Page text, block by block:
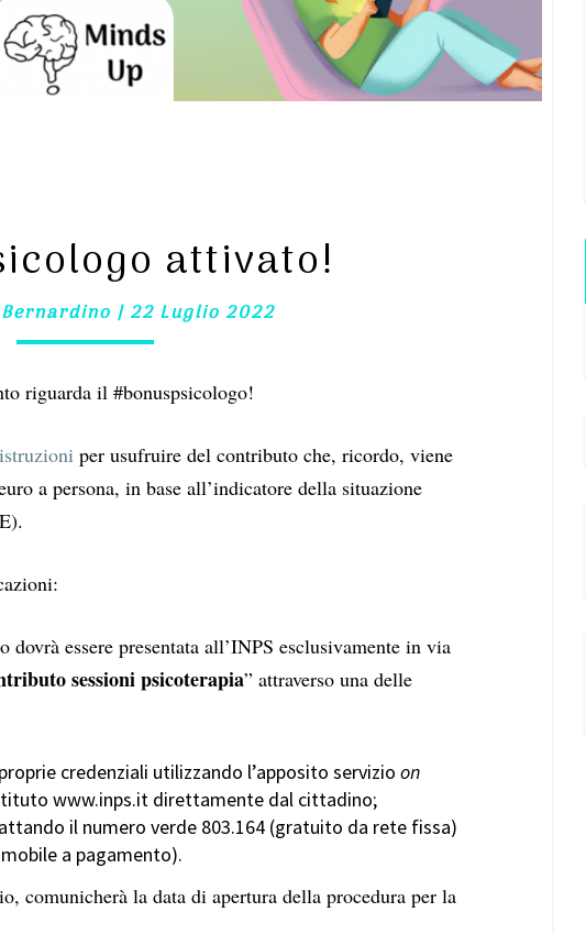
attivato!
|22 Luglio 2022
riguarda il #bonuspsicologo!
per usufruire del contributo che, ricordo, viene
a persona, in base all’indicatore della situazione
).
dovrà essere presentata all’INPS esclusivamente in via
sessioni psicoterapia” attraverso una delle
credenziali utilizzando l’apposito servizio on
www.inps.it direttamente dal cittadino;
il numero verde 803.164 (gratuito da rete fissa)
a pagamento).
comunicherà la data di apertura della procedura per la